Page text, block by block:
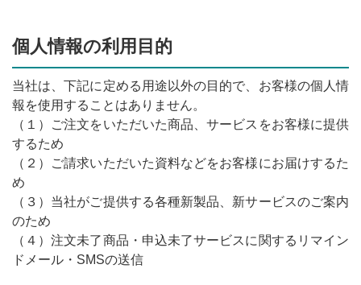
個人情報の利用目的
当社は、下記に定める用途以外の目的で、お客様の個人情
報を使用することはありません。
（１）ご注文をいただいた商品、サービスをお客様に提供
するため
（２）ご請求いただいた資料などをお客様にお届けするた
め
（３）当社がご提供する各種新製品、新サービスのご案内
のため
（４）注文未了商品・申込未了サービスに関するリマイン
ドメール・SMSの送信